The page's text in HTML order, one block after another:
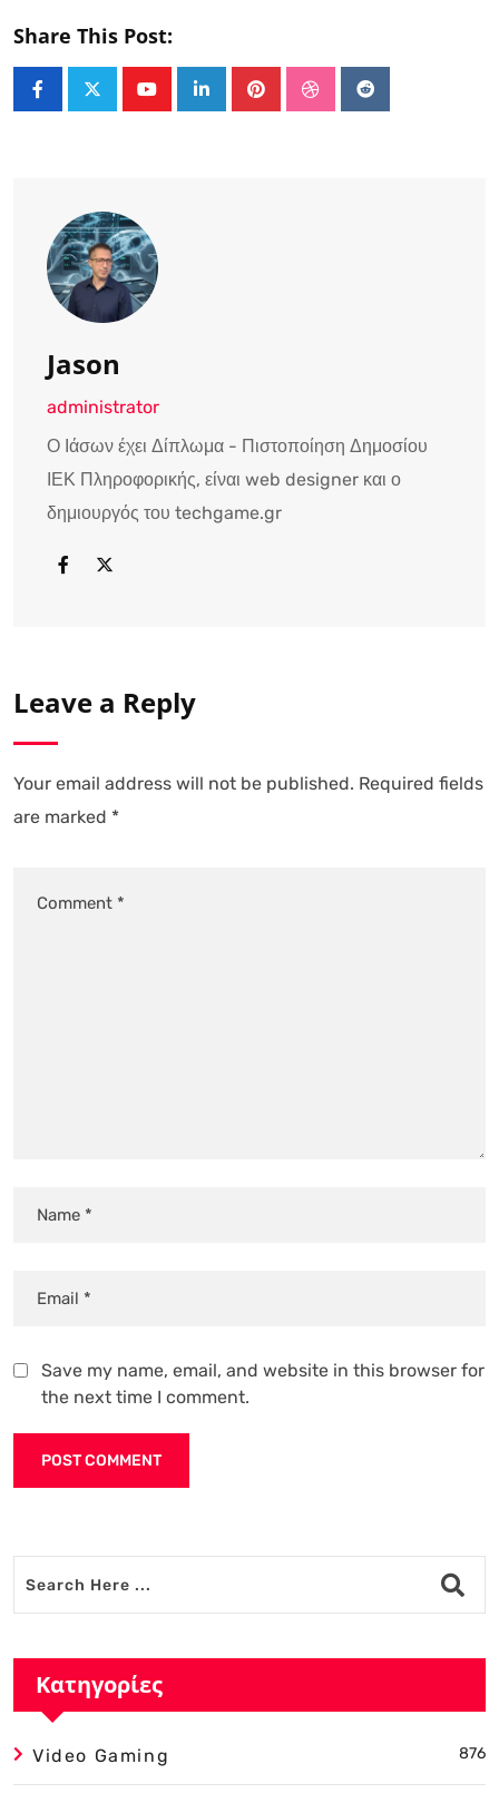
Share This Post:
LinkedInPinterestStumbleUpon
Reddit
Jason
administrator
Ο Ιάσων έχει Δίπλωμα - Πιστοποίηση Δημοσίου
ΙΕΚ Πληροφορικής, είναι web designer και ο
δημιουργός του techgame.gr
Leave a Reply
Your email address will not be published. Required fields
are marked *
Save my name, email, and website in this browser for
the next time I comment.
Κατηγορίες
Video Gaming 876